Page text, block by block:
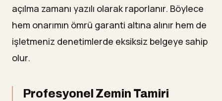
açılma zamanı yazılı olarak raporlanır. Böylece
hem onarımın ömrü garanti altına alınır hem de
işletmeniz denetimlerde eksiksiz belgeye sahip
olur.
Profesyonel Zemin Tamiri